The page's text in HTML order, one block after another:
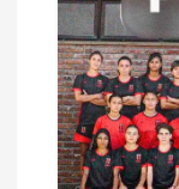
d
a
s